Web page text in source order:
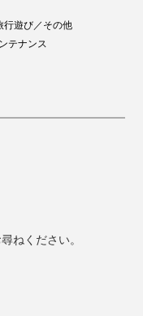
行遊び／その他
テナンス
ねください。